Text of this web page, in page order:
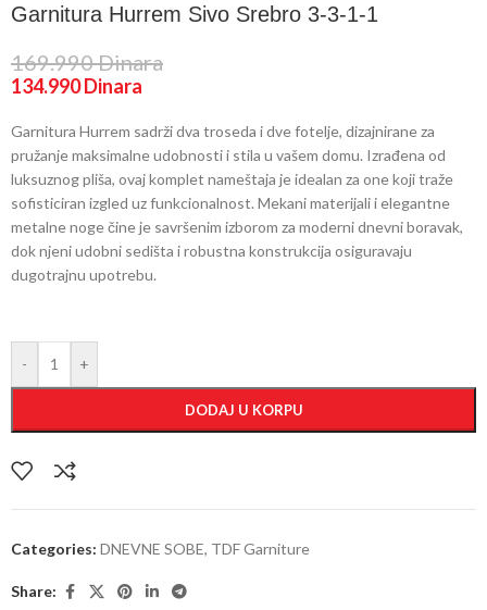
Garnitura Hurrem Sivo Srebro 3-3-1-1
169.990Dinara
134.990Dinara
Garnitura Hurrem sadrži dva troseda i dve fotelje, dizajnirane za
pružanje maksimalne udobnosti i stila u vašem domu. Izrađena od
luksuznog pliša, ovaj komplet nameštaja je idealan za one koji traže
sofisticiran izgled uz funkcionalnost. Mekani materijali i elegantne
metalne noge čine je savršenim izborom za moderni dnevni boravak,
dok njeni udobni sedišta i robustna konstrukcija osiguravaju
dugotrajnu upotrebu.
- +
DODAJ U KORPU
Categories: DNEVNE SOBE, TDF Garniture
Share: